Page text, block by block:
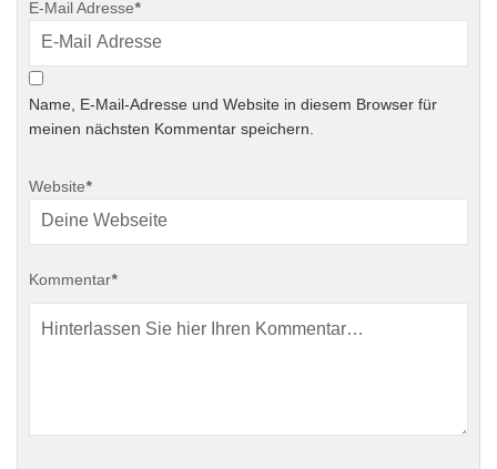
E-Mail Adresse*
Name, E-Mail-Adresse und Website in diesem Browser für
meinen nächsten Kommentar speichern.
Website*
Kommentar*